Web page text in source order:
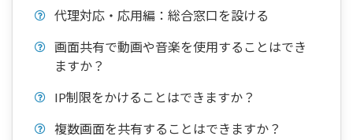
代理対応・応用編：総合窓口を設ける
画面共有で動画や音楽を使用することはでき
ますか？
IP制限をかけることはできますか？
複数画面を共有することはできますか？